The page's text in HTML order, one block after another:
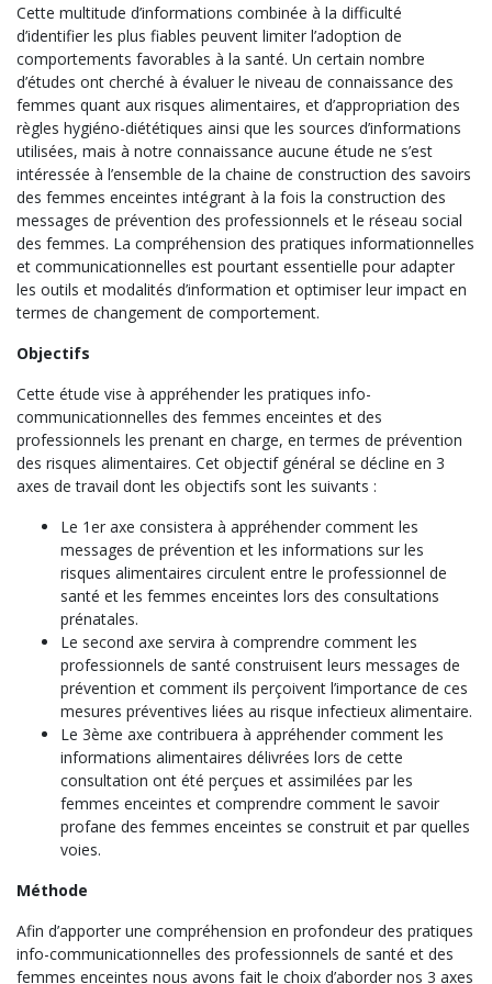
Cette multitude d’informations combinée à la difficulté
d’identifier les plus fiables peuvent limiter l’adoption de
comportements favorables à la santé. Un certain nombre
d’études ont cherché à évaluer le niveau de connaissance des
femmes quant aux risques alimentaires, et d’appropriation des
règles hygiéno-diététiques ainsi que les sources d’informations
utilisées, mais à notre connaissance aucune étude ne s’est
intéressée à l’ensemble de la chaine de construction des savoirs
des femmes enceintes intégrant à la fois la construction des
messages de prévention des professionnels et le réseau social
des femmes. La compréhension des pratiques informationnelles
et communicationnelles est pourtant essentielle pour adapter
les outils et modalités d’information et optimiser leur impact en
termes de changement de comportement.
Objectifs
Cette étude vise à appréhender les pratiques info-
communicationnelles des femmes enceintes et des
professionnels les prenant en charge, en termes de prévention
des risques alimentaires. Cet objectif général se décline en 3
axes de travail dont les objectifs sont les suivants :
Le 1er axe consistera à appréhender comment les
messages de prévention et les informations sur les
risques alimentaires circulent entre le professionnel de
santé et les femmes enceintes lors des consultations
prénatales.
Le second axe servira à comprendre comment les
professionnels de santé construisent leurs messages de
prévention et comment ils perçoivent l’importance de ces
mesures préventives liées au risque infectieux alimentaire.
Le 3ème axe contribuera à appréhender comment les
informations alimentaires délivrées lors de cette
consultation ont été perçues et assimilées par les
femmes enceintes et comprendre comment le savoir
profane des femmes enceintes se construit et par quelles
voies.
Méthode
Afin d’apporter une compréhension en profondeur des pratiques
info-communicationnelles des professionnels de santé et des
femmes enceintes nous avons fait le choix d’aborder nos 3 axes